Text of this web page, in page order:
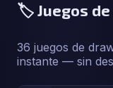
🏷️ Juegos
36 juegos de
instante — sin